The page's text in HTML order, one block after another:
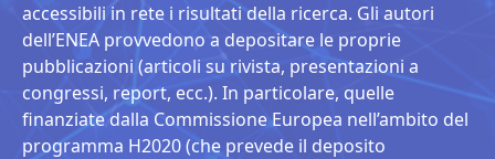
accessibili in rete i risultati della ricerca. Gli autori
dell’ENEA provvedono a depositare le proprie
pubblicazioni (articoli su rivista, presentazioni a
congressi, report, ecc.). In particolare, quelle
finanziate dalla Commissione Europea nell’ambito del
programma H2020 (che prevede il deposito